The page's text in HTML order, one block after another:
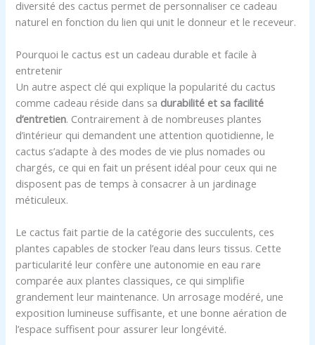
diversité des cactus permet de personnaliser ce cadeau
naturel en fonction du lien qui unit le donneur et le receveur.
Pourquoi le cactus est un cadeau durable et facile à
entretenir
Un autre aspect clé qui explique la popularité du cactus
comme cadeau réside dans sa durabilité et sa facilité
d’entretien. Contrairement à de nombreuses plantes
d’intérieur qui demandent une attention quotidienne, le
cactus s’adapte à des modes de vie plus nomades ou
chargés, ce qui en fait un présent idéal pour ceux qui ne
disposent pas de temps à consacrer à un jardinage
méticuleux.
Le cactus fait partie de la catégorie des succulents, ces
plantes capables de stocker l’eau dans leurs tissus. Cette
particularité leur confère une autonomie en eau rare
comparée aux plantes classiques, ce qui simplifie
grandement leur maintenance. Un arrosage modéré, une
exposition lumineuse suffisante, et une bonne aération de
l’espace suffisent pour assurer leur longévité.